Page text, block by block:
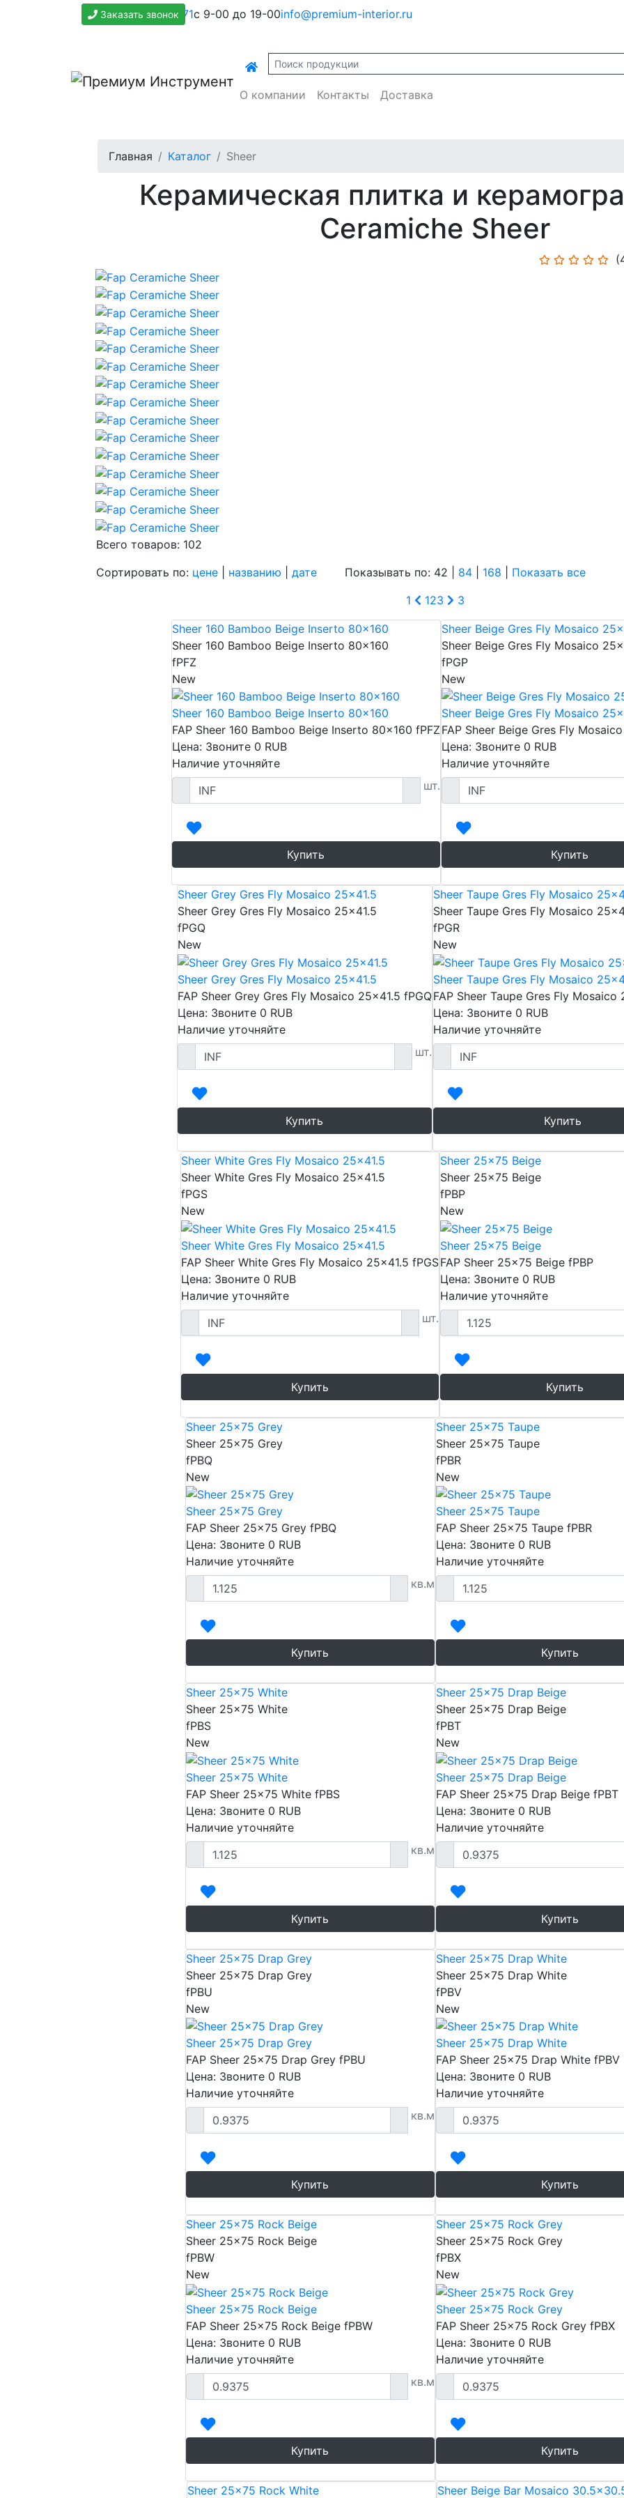
+7(800)500-1271с 9-00 до 19-00info@premium-interior.ru
Заказать звонок
О компании Контакты Доставка
Главная Каталог Sheer
Керамическая плитка и
Ceramiche Sheer
Всего товаров: 102
Сортировать по: цене названию дате Показывать по: 42 | 84 168
Показать все
1
123 3
Sheer 160 Bamboo Beige Inserto 80x160
Sheer 160 Bamboo Beige Inserto 80x160
fPFZ
New
Sheer 160 Bamboo Beige Inserto 80x160
FAP Sheer 160 Bamboo Beige Inserto 80x160 fPFZ
Цена: Звоните 0 RUB
Наличие уточняйте
шт.
Купить
Sheer Beige Gres Fly Mosaico
Sheer Beige Gres Fly Mosaico
fPGP
New
Sheer Beige Gres Fly Mosaico
FAP Sheer Beige Gres Fly
Цена: Звоните 0 RUB
Наличие уточняйте
Купить
Sheer Grey Gres Fly Mosaico 25x41.5
Sheer Grey Gres Fly Mosaico 25x41.5
fPGQ
New
Sheer Grey Gres Fly Mosaico 25x41.5
FAP Sheer Grey Gres Fly Mosaico 25x41.5 fPGQ
Цена: Звоните 0 RUB
Наличие уточняйте
шт.
Купить
Sheer Taupe Gres Fly Mosaico
Sheer Taupe Gres Fly Mosaico
fPGR
New
Sheer Taupe Gres Fly Mosaico
FAP Sheer Taupe Gres Fly Mosaico
Цена: Звоните 0 RUB
Наличие уточняйте
Купить
Sheer White Gres Fly Mosaico 25x41.5
Sheer White Gres Fly Mosaico 25x41.5
fPGS
New
Sheer White Gres Fly Mosaico 25x41.5
FAP Sheer White Gres Fly Mosaico 25x41.5 fPGS
Цена: Звоните 0 RUB
Наличие уточняйте
шт.
Купить
Sheer 25x75 Beige
Sheer 25x75 Beige
fPBP
New
Sheer 25x75 Beige
FAP Sheer 25x75 Beige fPBP
Цена: Звоните 0 RUB
Наличие уточняйте
Купить
Sheer 25x75 Grey
Sheer 25x75 Grey
fPBQ
New
Sheer 25x75 Grey
FAP Sheer 25x75 Grey fPBQ
Цена: Звоните 0 RUB
Наличие уточняйте
кв.м
Купить
Sheer 25x75 Taupe
Sheer 25x75 Taupe
fPBR
New
Sheer 25x75 Taupe
FAP Sheer 25x75 Taupe fPBR
Цена: Звоните 0 RUB
Наличие уточняйте
Купить
Sheer 25x75 White
Sheer 25x75 White
fPBS
New
Sheer 25x75 White
FAP Sheer 25x75 White fPBS
Цена: Звоните 0 RUB
Наличие уточняйте
кв.м
Купить
Sheer 25x75 Drap Beige
Sheer 25x75 Drap Beige
fPBT
New
Sheer 25x75 Drap Beige
FAP Sheer 25x75 Drap Beige fPBT
Цена: Звоните 0 RUB
Наличие уточняйте
Купить
Sheer 25x75 Drap Grey
Sheer 25x75 Drap Grey
fPBU
New
Sheer 25x75 Drap Grey
FAP Sheer 25x75 Drap Grey fPBU
Цена: Звоните 0 RUB
Наличие уточняйте
кв.м
Купить
Sheer 25x75 Drap White
Sheer 25x75 Drap White
fPBV
New
Sheer 25x75 Drap White
FAP Sheer 25x75 Drap White fPBV
Цена: Звоните 0 RUB
Наличие уточняйте
Купить
Sheer 25x75 Rock Beige
Sheer 25x75 Rock Beige
fPBW
New
Sheer 25x75 Rock Beige
FAP Sheer 25x75 Rock Beige fPBW
Цена: Звоните 0 RUB
Наличие уточняйте
кв.м
Купить
Sheer 25x75 Rock Grey
Sheer 25x75 Rock Grey
fPBX
New
Sheer 25x75 Rock Grey
FAP Sheer 25x75 Rock Grey fPBX
Цена: Звоните 0 RUB
Наличие уточняйте
Купить
Sheer 25x75 Rock White Sheer Beige Bar Mosaico